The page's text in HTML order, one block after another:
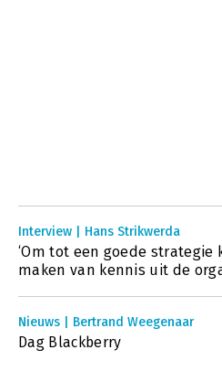
Interview | Hans Strikwerda
‘Om tot een goede
maken van kennis uit de
Nieuws | Bertrand Weegenaar
Dag Blackberry